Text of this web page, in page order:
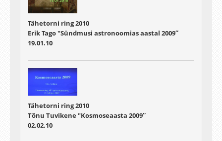
Tähetorni ring 2010
Erik Tago "Sündmusi astronoomias aastal 2009″
19.01.10
Tähetorni ring 2010
Tõnu Tuvikene "Kosmoseaasta 2009″
02.02.10